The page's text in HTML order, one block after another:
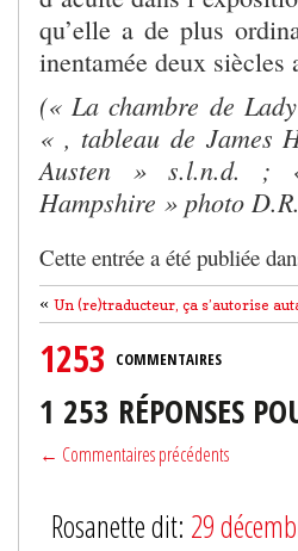
qu’elle a de plus
inentamée deux siècles
(« La chambre de
« , tableau de James
Austen » s.l.n.d. ;
Hampshire » photo
Cette entrée a été publiée
« Un (re)traducteur, ça s’autorise
1253 COMMENTAIRES
1 253 RÉPONSES
← Commentaires précédents
Rosanette dit: 29